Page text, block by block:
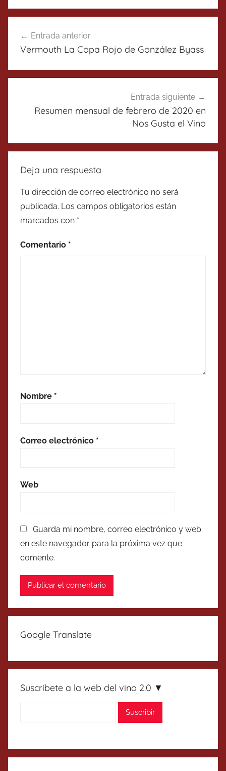
de
Entrada anterior
Vermouth La Copa Rojo de González Byass
Entrada siguiente
Resumen mensual de febrero de 2020 en
Nos Gusta el Vino
Deja una respuesta
Tu dirección de correo electrónico no será
publicada. Los campos obligatorios están
marcados con *
Comentario *
Nombre *
Correo electrónico *
Web
Guarda mi nombre, correo electrónico y web
en este navegador para la próxima vez que
comente.
Google Translate
Suscríbete a la web del vino 2.0 ▼